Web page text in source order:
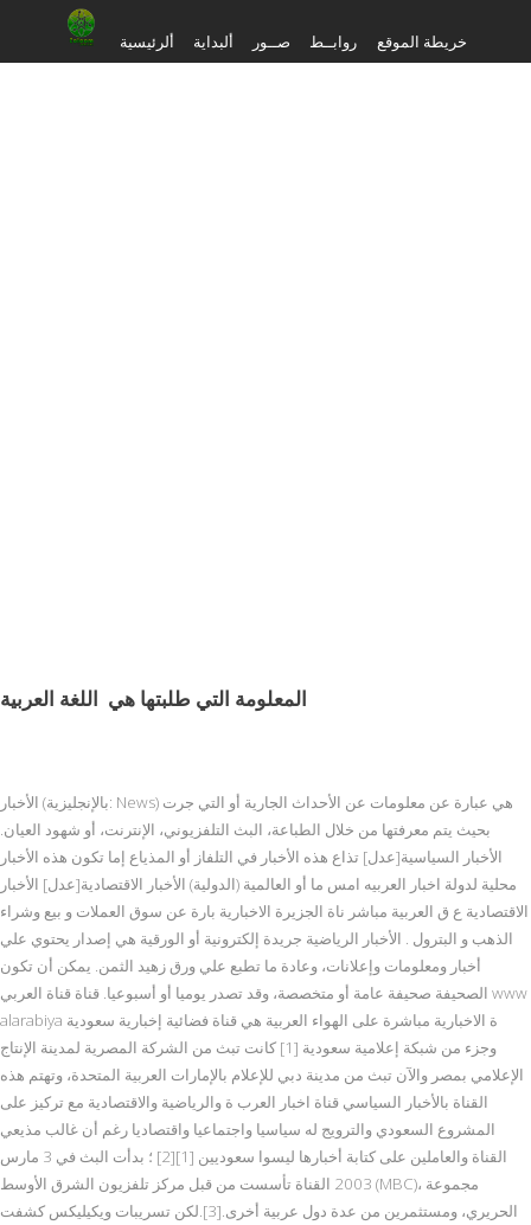
ألرئيسية ألبداية صــور روابــط خريطة الموقع
المعلومة التي طلبتها هي اللغة العربية
الأخبار (بالإنجليزية: News) هي عبارة عن معلومات عن الأحداث الجارية أو التي جرت
بحيث يتم معرفتها من خلال الطباعة، البث التلفزيوني، الإنترنت، أو شهود العيان.
الأخبار السياسية[عدل] تذاع هذه الأخبار في التلفاز أو المذياع إما تكون هذه الأخبار
محلية لدولة اخبار العربيه امس ما أو العالمية (الدولية) الأخبار الاقتصادية[عدل] الأخبار
الاقتصادية ع ق العربية مباشر ناة الجزيرة الاخبارية بارة عن سوق العملات و بيع وشراء
الذهب و البترول . الأخبار الرياضية جريدة إلكترونية أو الورقية هي إصدار يحتوي علي
أخبار ومعلومات وإعلانات، وعادة ما تطبع علي ورق زهيد الثمن. يمكن أن تكون
الصحيفة صحيفة عامة أو متخصصة، وقد تصدر يوميا أو أسبوعيا. قناة قناة العربي www
alarabiya ة الاخبارية مباشرة على الهواء العربية هي قناة فضائية إخبارية سعودية
وجزء من شبكة إعلامية سعودية [1] كانت تبث من الشركة المصرية لمدينة الإنتاج
الإعلامي بمصر والآن تبث من مدينة دبي للإعلام بالإمارات العربية المتحدة، وتهتم هذه
القناة بالأخبار السياسي قناة اخبار العرب ة والرياضية والاقتصادية مع تركيز على
المشروع السعودي والترويج له سياسيا واجتماعيا واقتصاديا رغم أن غالب مذيعي
القناة والعاملين على كتابة أخبارها ليسوا سعوديين [1][2] ؛ بدأت البث في 3 مارس
2003 القناة تأسست من قبل مركز تلفزيون الشرق الأوسط (MBC)، مجموعة
الحريري، ومستثمرين من عدة دول عربية أخرى.[3].لكن تسريبات ويكيليكس كشفت